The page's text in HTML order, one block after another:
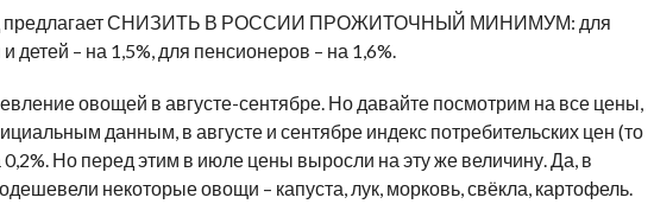
предлагает СНИЗИТЬ В РОССИИ ПРОЖИТОЧНЫЙ МИНИМУМ: для
детей – на 1,5%, для пенсионеров – на 1,6%.
овощей в августе-сентябре. Но давайте посмотрим на все цены,
данным, в августе и сентябре индекс потребительских цен (то
Но перед этим в июле цены выросли на эту же величину. Да, в
некоторые овощи – капуста, лук, морковь, свёкла, картофель.